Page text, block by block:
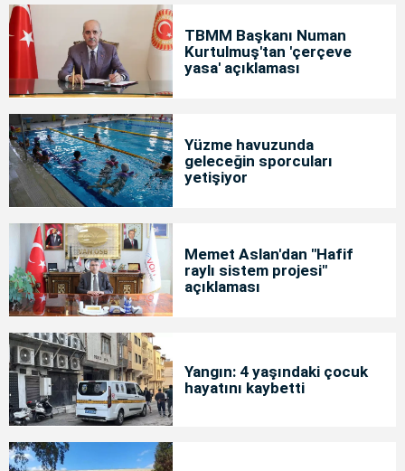
TBMM Başkanı Numan
Kurtulmuş'tan 'çerçeve
yasa' açıklaması
Yüzme havuzunda
geleceğin sporcuları
yetişiyor
Memet Aslan'dan "Hafif
raylı sistem projesi"
açıklaması
Yangın: 4 yaşındaki çocuk
hayatını kaybetti